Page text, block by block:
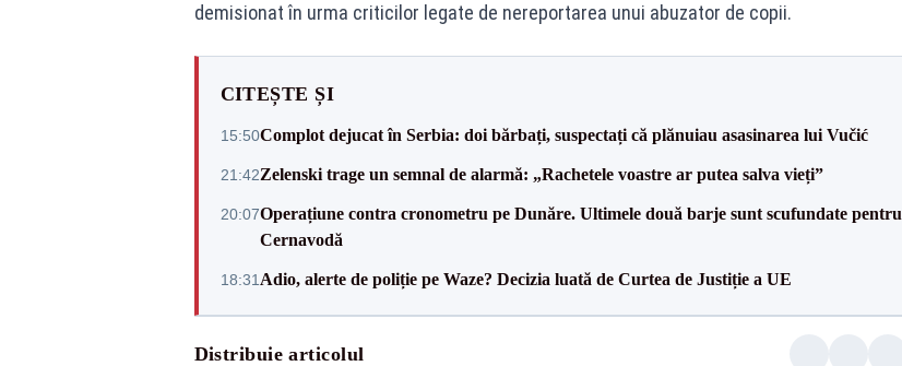
demisionat în urma criticilor legate de nereportarea unui abuzator de copii.
CITEȘTE ȘI
15:50Complot dejucat în Serbia: doi bărbați, suspectați că plănuiau asasinarea lui Vučić
21:42Zelenski trage un semnal de alarmă: „Rachetele voastre ar putea salva vieți”
20:07Operațiune contra cronometru pe Dunăre. Ultimele două barje sunt scufundate pentru
Cernavodă
18:31 Adio, alerte de poliție pe Waze? Decizia luată de Curtea de Justiție a UE
Distribuie articolul